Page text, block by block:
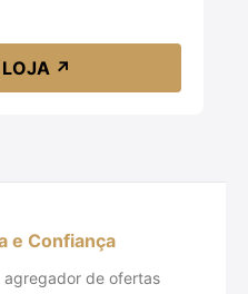
LOJA ↗
e Confiança
de ofertas